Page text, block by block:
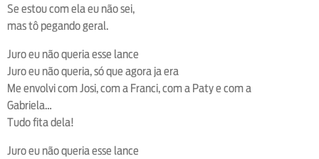
Se estou com ela eu não sei,
mas tô pegando geral.
Juro eu não queria esse lance
Juro eu não queria, só que agora ja era
Me envolvi com Josi, com a Franci, com a Paty e com a
Gabriela…
Tudo fita dela!
Juro eu não queria esse lance